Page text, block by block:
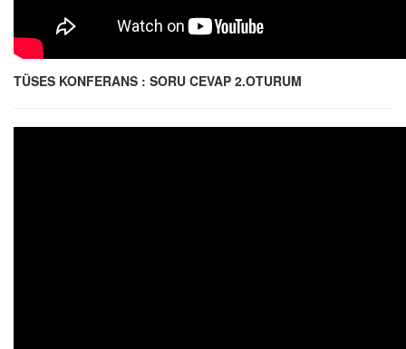
TÜSES KONFERANS : SORU CEVAP 2.OTURUM